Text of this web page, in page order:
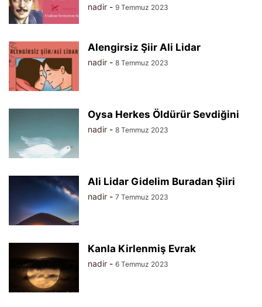
nadir - 9 Temmuz 2023
Alengirsiz Şiir Ali Lidar
nadir - 8 Temmuz 2023
Oysa Herkes Öldürür Sevdiğini
nadir - 8 Temmuz 2023
Ali Lidar Gidelim Buradan Şiiri
nadir - 7 Temmuz 2023
Kanla Kirlenmiş Evrak
nadir - 6 Temmuz 2023